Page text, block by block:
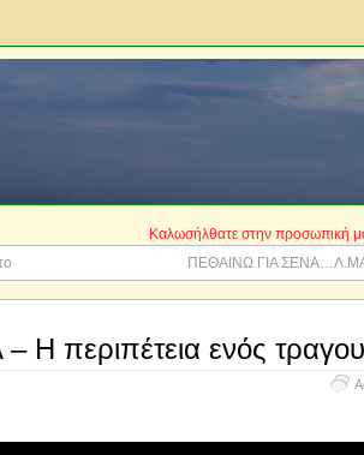
Καλωσήλθατε στην προσωπική μου
ΠΕΘΑΙΝΩ ΓΙΑ
περιπέτεια ενός